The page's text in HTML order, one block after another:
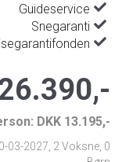
DKK 13.195,-
03-2027 2 Voksne, 0
Guideservice
Snegaranti